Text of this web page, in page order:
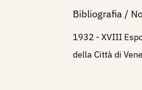
Bibliografia /
1932 - XVIII
della Città di